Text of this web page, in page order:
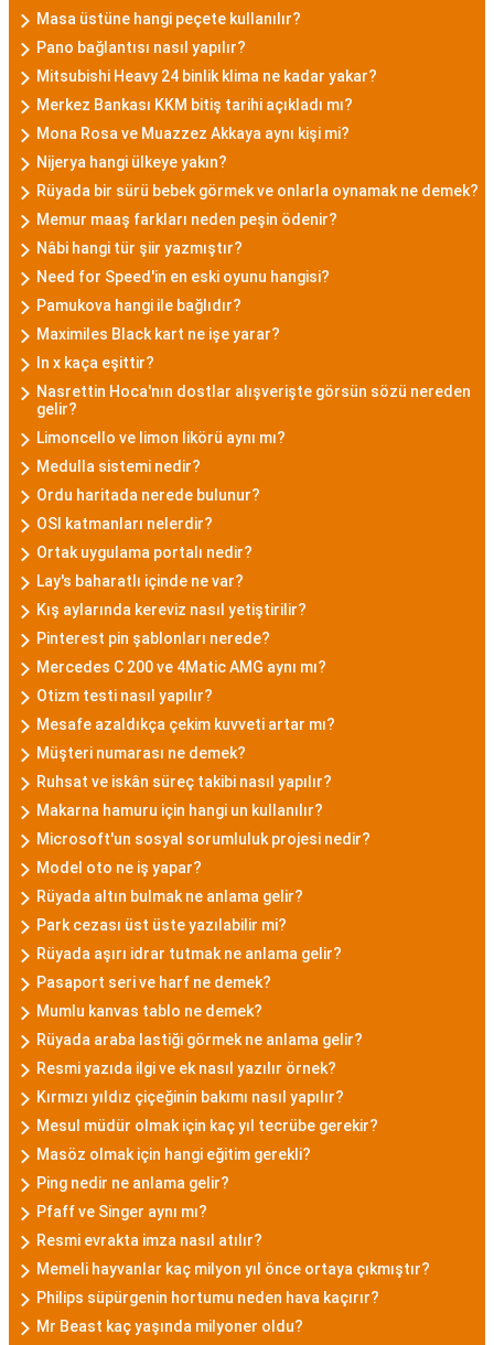
Masa üstüne hangi peçete kullanılır?
Pano bağlantısı nasıl yapılır?
Mitsubishi Heavy 24 binlik klima ne kadar yakar?
Merkez Bankası KKM bitiş tarihi açıkladı mı?
Mona Rosa ve Muazzez Akkaya aynı kişi mi?
Nijerya hangi ülkeye yakın?
Rüyada bir sürü bebek görmek ve onlarla oynamak ne demek?
Memur maaş farkları neden peşin ödenir?
Nâbi hangi tür şiir yazmıştır?
Need for Speed'in en eski oyunu hangisi?
Pamukova hangi ile bağlıdır?
Maximiles Black kart ne işe yarar?
ln x kaça eşittir?
Nasrettin Hoca'nın dostlar alışverişte görsün sözü nereden
gelir?
Limoncello ve limon likörü aynı mı?
Medulla sistemi nedir?
Ordu haritada nerede bulunur?
OSI katmanları nelerdir?
Ortak uygulama portalı nedir?
Lay's baharatlı içinde ne var?
Kış aylarında kereviz nasıl yetiştirilir?
Pinterest pin şablonları nerede?
Mercedes C 200 ve 4Matic AMG aynı mı?
Otizm testi nasıl yapılır?
Mesafe azaldıkça çekim kuvveti artar mı?
Müşteri numarası ne demek?
Ruhsat ve iskân süreç takibi nasıl yapılır?
Makarna hamuru için hangi un kullanılır?
Microsoft'un sosyal sorumluluk projesi nedir?
Model oto ne iş yapar?
Rüyada altın bulmak ne anlama gelir?
Park cezası üst üste yazılabilir mi?
Rüyada aşırı idrar tutmak ne anlama gelir?
Pasaport seri ve harf ne demek?
Mumlu kanvas tablo ne demek?
Rüyada araba lastiği görmek ne anlama gelir?
Resmi yazıda ilgi ve ek nasıl yazılır örnek?
Kırmızı yıldız çiçeğinin bakımı nasıl yapılır?
Mesul müdür olmak için kaç yıl tecrübe gerekir?
Masöz olmak için hangi eğitim gerekli?
Ping nedir ne anlama gelir?
Pfaff ve Singer aynı mı?
Resmi evrakta imza nasıl atılır?
Memeli hayvanlar kaç milyon yıl önce ortaya çıkmıştır?
Philips süpürgenin hortumu neden hava kaçırır?
Mr Beast kaç yaşında milyoner oldu?